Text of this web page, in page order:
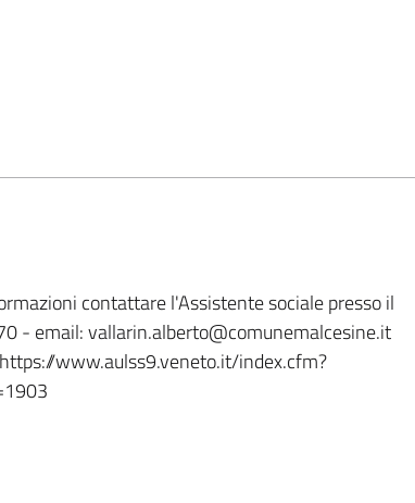
contattare l'Assistente sociale presso il
- email: vallarin.alberto@comunemalcesine.it
https://www.aulss9.veneto.it/index.cfm?